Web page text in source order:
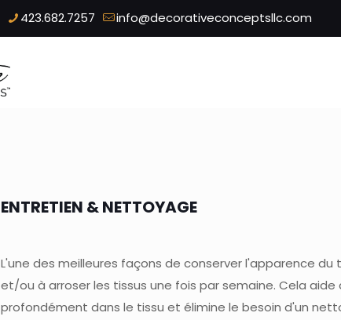
423.682.7257 info@decorativeconceptsllc.com
ENTRETIEN & NETTOYAGE
L'une des meilleures façons de conserver l'apparence
et/ou à arroser les tissus une fois par semaine. Cela
profondément dans le tissu et élimine le besoin d'un